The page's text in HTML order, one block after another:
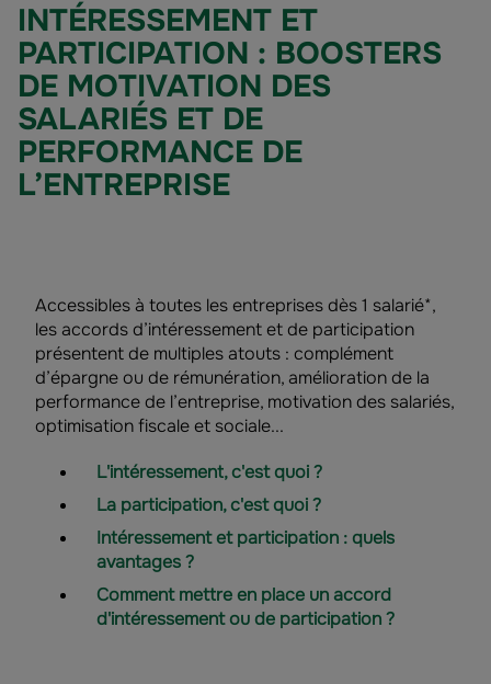
INTÉRESSEMENT ET
PARTICIPATION : BOOSTERS
DE MOTIVATION DES
SALARIÉS ET DE
PERFORMANCE DE
L’ENTREPRISE
Accessibles à toutes les entreprises dès 1 salarié*,
les accords d’intéressement et de participation
présentent de multiples atouts : complément
d’épargne ou de rémunération, amélioration de la
performance de l’entreprise, motivation des salariés,
optimisation fiscale et sociale...
L'intéressement, c'est quoi ?
La participation, c'est quoi ?
Intéressement et participation : quels
avantages ?
Comment mettre en place un accord
d'intéressement ou de participation ?